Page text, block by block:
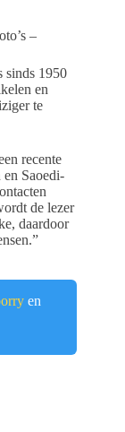
–
sinds 1950
en
te
recente
Saoedi-
de lezer
daardoor
en